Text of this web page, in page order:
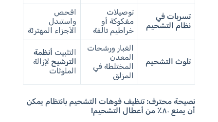
تسربات في
نظام التشحيم
توصيلات
مفكوكة أو
خراطيم تالفة
افحص
واستبدل
الأجزاء المهترئة
تلوث التشحيم
الغبار ورشحات
المعدن
المختلطة في
المزلق
التثبيت أنظمة
الترشيح لإزالة
الملوثات
نصيحة محترف: تنظيف فوهات التشحيم بانتظام يمكن
أن يمنع ٨٠٪ من أعطال التشحيم!